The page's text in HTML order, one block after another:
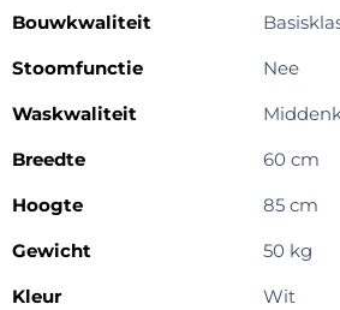
Bouwkwaliteit
Stoomfunctie
Nee
Waskwaliteit
Breedte
60 cm
Hoogte
85 cm
Gewicht
50 kg
Kleur
Wit